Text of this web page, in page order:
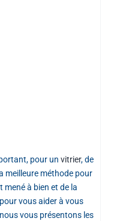
pour un vitrier, de
meilleure méthode pour
à bien et de la
vous aider à vous
vous présentons les